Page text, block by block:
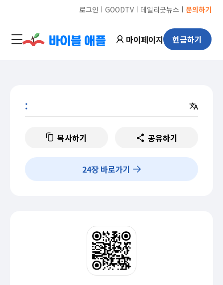
로그인 ㅣ GOODTVㅣ 데일리굿뉴스 ㅣ 문의하기
마이페이지 헌금하기
:
복사하기 공유하기
24장 바로가기